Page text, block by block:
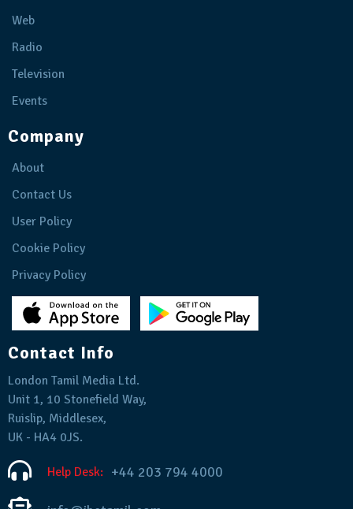
Web
Radio
Television
Events
Company
About
Contact Us
User Policy
Cookie Policy
Privacy Policy
Contact Info
London Tamil Media Ltd.
Unit 1, 10 Stonefield Way,
Ruislip, Middlesex,
UK - HA4 0JS.
Help Desk: +44 203 794 4000